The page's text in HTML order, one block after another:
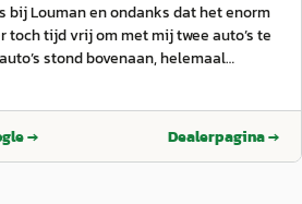
bij Louman en ondanks dat het enorm
toch tijd vrij om met mij twee auto’s te
stond bovenaan, helemaal
extra werk was om klaar te zetten
Ik heb iets te lang
auto’s inmiddels verkocht zijn, maar
→ Dealerpagina →